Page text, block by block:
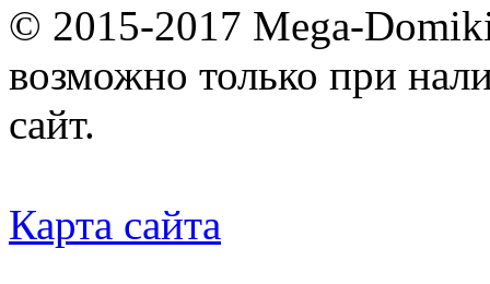
© 2015-2017 Mega-
возможно только при
сайт.
Карта сайта